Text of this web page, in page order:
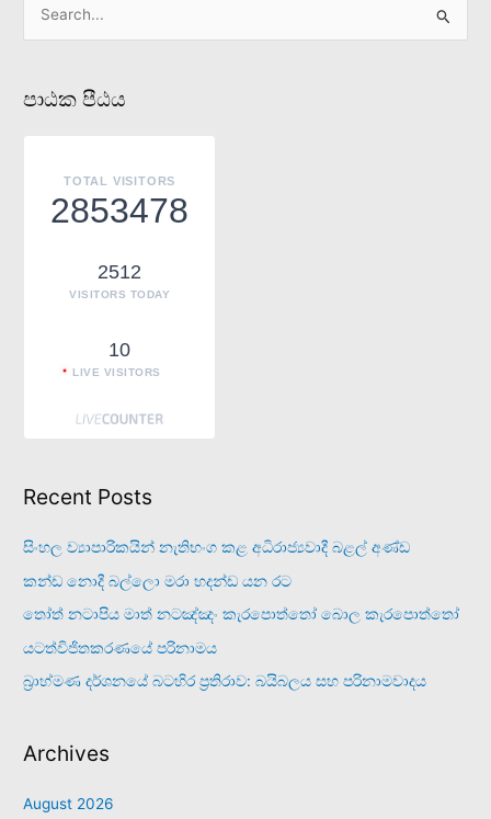
r
c
පාඨක පීඨය
TOTAL VISITORS
2853478
2512
VISITORS TODAY
10
LIVE VISITORS
Recent Posts
සිංහල ව්‍යාපාරිකයින් නැතිභංග කළ අධිරාජ්‍යවාදී බළල් අණ්ඩ
කන්ඩ නොදී බල්ලො මරා හදන්ඩ යන රට
තෝත් නටාපිය මාත් නටඤ්ඤං කැරපොත්තෝ බොල කැරපොත්තෝ
යටත්විජිතකරණයේ පරිනාමය
බ්‍රාහ්මණ දර්ශනයේ බටහිර ප්‍රතිරාව: බයිබලය සහ පරිනාමවාදය
Archives
August 2026